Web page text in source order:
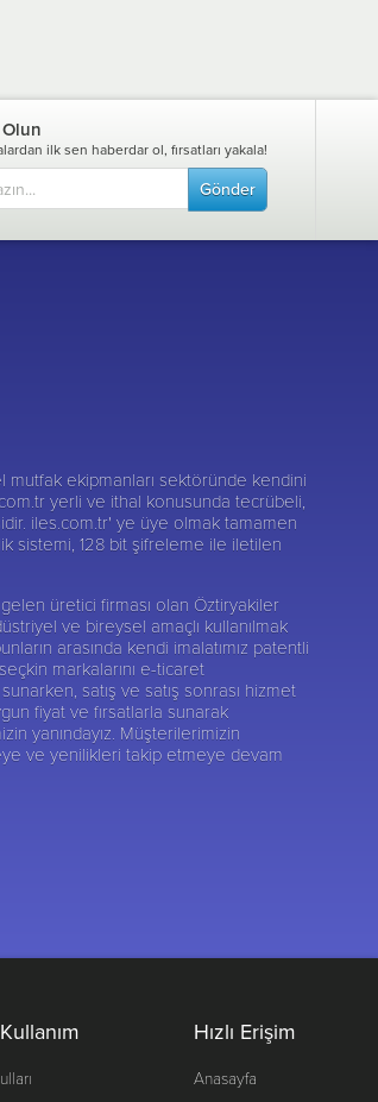
ilk sen haberdar ol, fırsatları yakala!
Gönder
ekipmanları sektöründe kendini
yerli ve ithal konusunda tecrübeli,
iles.com.tr' ye üye olmak tamamen
sistemi, 128 bit şifreleme ile iletilen
üretici firması olan Öztiryakiler
ve bireysel amaçlı kullanılmak
arasında kendi imalatımız patentli
markalarını e-ticaret
satış ve satış sonrası hizmet
fiyat ve fırsatlarla sunarak
yanındayız. Müşterilerimizin
ve yenilikleri takip etmeye devam
Hızlı Erişim
Anasayfa